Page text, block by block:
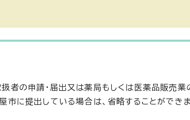
の申請・届出又は薬局もしくは医薬品販売業
市に提出している場合は、省略することができ